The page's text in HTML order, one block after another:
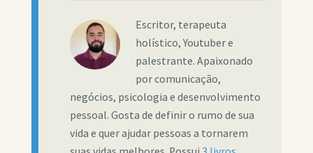
Escritor, terapeuta
holístico, Youtuber e
palestrante. Apaixonado
por comunicação,
negócios, psicologia e desenvolvimento
pessoal. Gosta de definir o rumo de sua
vida e quer ajudar pessoas a tornarem